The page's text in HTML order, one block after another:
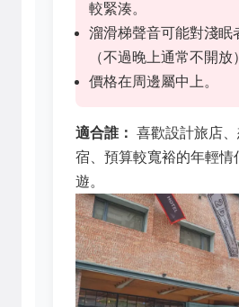
較緊湊。
溜滑梯聲音可能對淺眠
（不過晚上通常不開放
價格在周邊屬中上。
適合誰： 喜歡設計旅店
宿、預算較寬裕的年輕情
遊。